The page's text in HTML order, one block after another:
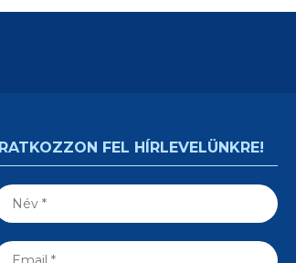
IRATKOZZON FEL HÍRLEVELÜNKRE!